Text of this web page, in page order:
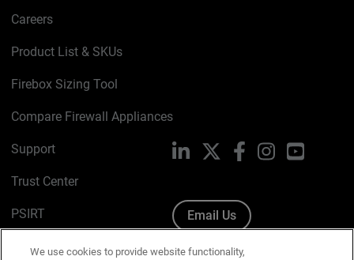
Careers
Product List & SKUs
Firebox Sizing Tool
Compare Firewall Appliances
Support
Trust Center
PSIRT
Cookie Policy
LinkedIn FacebookInstagramYouTube
Email Us
We use cookies to provide website functionality,